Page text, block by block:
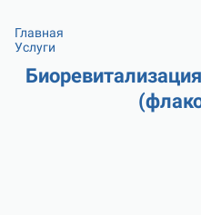
Главная
Услуги